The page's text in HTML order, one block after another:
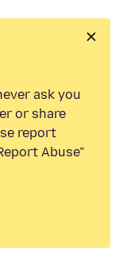
ask you
or share
report
Abuse”